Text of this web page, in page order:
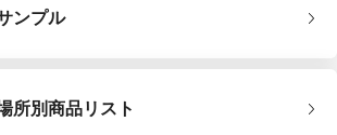
ンプル
所別商品リスト